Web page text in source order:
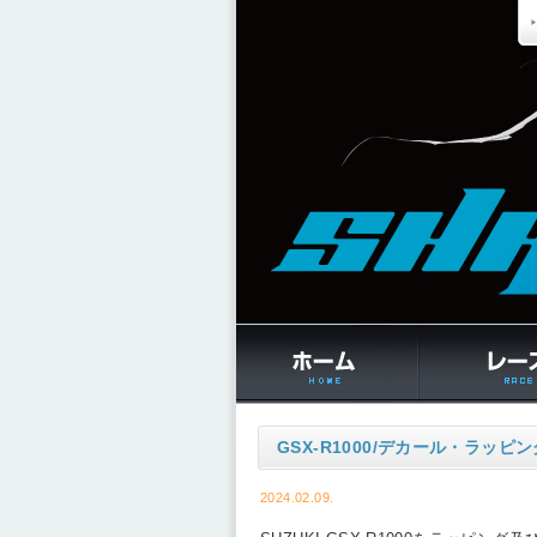
GSX-R1000/デカール・ラッピン
2024.02.09.